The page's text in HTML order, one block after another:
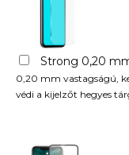
Strong 0,20
0,20 mm vastagságú,
védi a kijelzőt hegyes